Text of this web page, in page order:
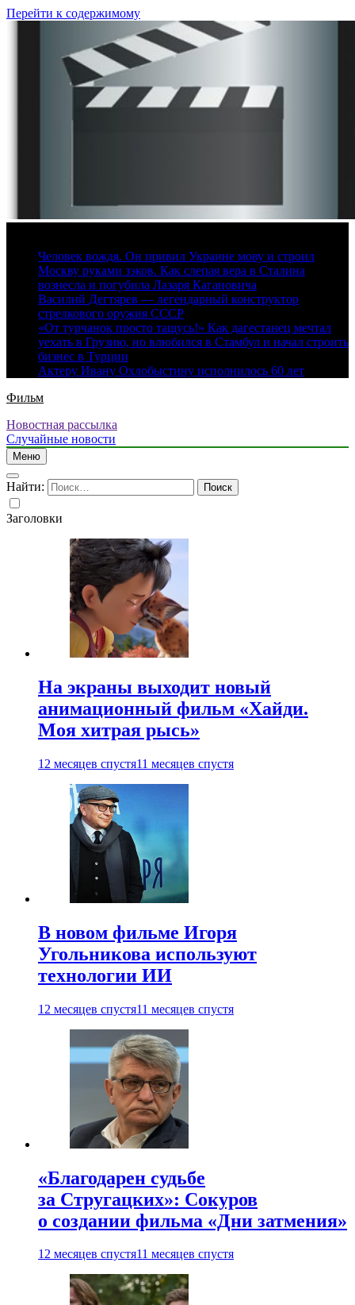
Перейти к содержимому
Человек вождя. Он привил Украине мову и строил
Москву руками зэков. Как слепая вера в Сталина
вознесла и погубила Лазаря Кагановича
Василий Дегтярев — легендарный конструктор
стрелкового оружия СССР
«От турчанок просто тащусь!» Как дагестанец мечтал
уехать в Грузию, но влюбился в Стамбул и начал строить
бизнес в Турции
Актеру Ивану Охлобыстину исполнилось 60 лет
Фильм
Новостная рассылка
Случайные новости
Меню
Найти:
Заголовки
На экраны выходит новый
анимационный фильм «Хайди.
Моя хитрая рысь»
12 месяцев спустя11 месяцев спустя
В новом фильме Игоря
Угольникова используют
технологии ИИ
12 месяцев спустя11 месяцев спустя
«Благодарен судьбе
за Стругацких»: Сокуров
о создании фильма «Дни затмения»
12 месяцев спустя11 месяцев спустя